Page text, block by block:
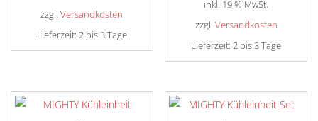
zzgl.Versandkosten
Lieferzeit: 2 bis 3 Tage
inkl. 19 % MwSt.
zzgl. Versandkosten
Lieferzeit:2 bis 3 Tage